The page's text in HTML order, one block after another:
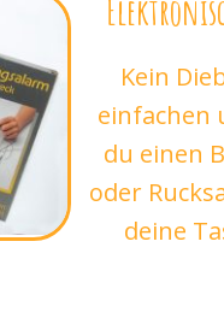
Kein
einfachen
du einen
oder
deine